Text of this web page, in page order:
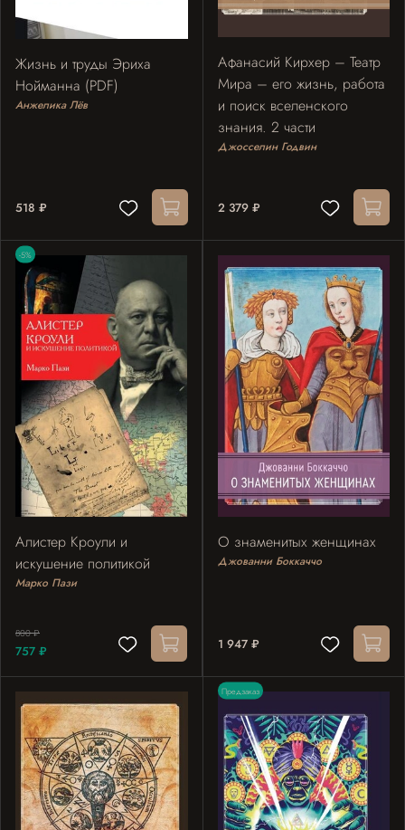
Жизнь и труды Эриха
Нойманна (PDF)
Анжелика Лёв
518 ₽
Афанасий Кирхер – Театр
Мира – его жизнь, работа
и поиск вселенского
знания. 2 части
Джосселин Годвин
2 379 ₽
-5%
Алистер Кроули и
искушение политикой
Марко Пази
800 ₽
757 ₽
О знаменитых женщинах
Джованни Боккаччо
1 947 ₽
Предзаказ